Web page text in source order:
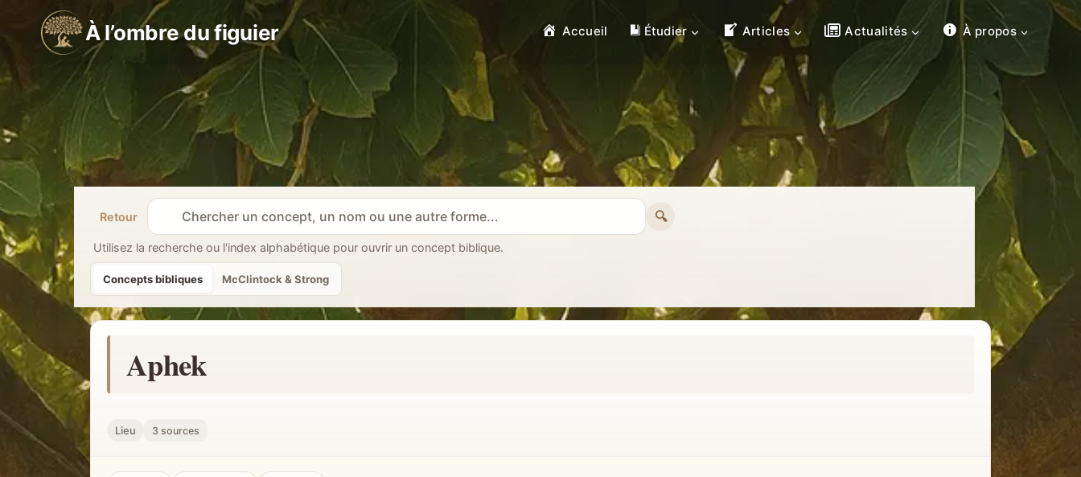
À l’ombre du figuier Accueil Étudier Articles Actualités À propos
Retour
R
e
e
h
🔍
Utilisez la recherche ou l'index alphabétique pour ouvrir un concept biblique.
Concepts bibliques McClintock & Strong
Aphek
Lieu 3 sources